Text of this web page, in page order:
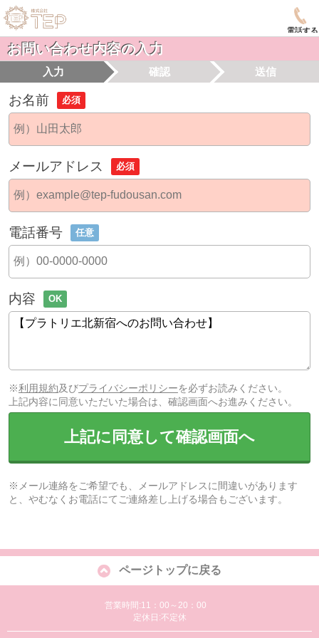
電話する
お問い合わせ内容の入力
入力 確認 送信
お名前 必須
メールアドレス 必須
電話番号 任意
内容 OK
※利用規約及びプライバシーポリシーを必ずお読みください。
上記内容に同意いただいた場合は、確認画面へお進みください。
上記に同意して確認画面へ
※メール連絡をご希望でも、メールアドレスに間違いがあります
と、やむなくお電話にてご連絡差し上げる場合もございます。
ページトップに戻る
営業時間:11：00～20：00
定休日:不定休